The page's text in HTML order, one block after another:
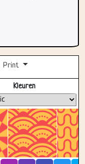
Print
Volledig scherm
Kleuren